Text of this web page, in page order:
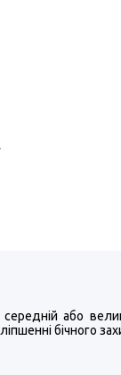
або
бічного